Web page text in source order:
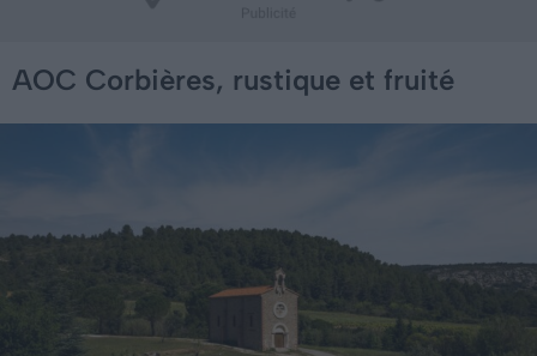
AOC Corbières, rustique et fruité